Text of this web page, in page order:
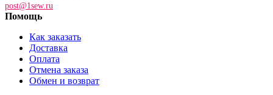
post@1sew.ru
Помощь
Как заказать
Доставка
Оплата
Отмена заказа
Обмен и возврат